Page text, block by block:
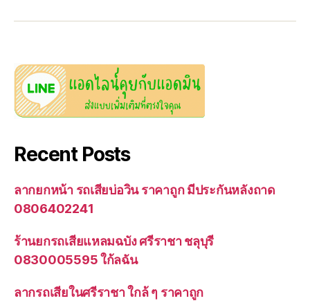
Recent Posts
ลากยกหน้า รถเสียบ่อวิน ราคาถูก มีประกันหลังถาด
0806402241
ร้านยกรถเสียแหลมฉบัง ศรีราชา ชลุบุรี
0830005595 ใก้ลฉัน
ลากรถเสียในศรีราชา ใกล้ ๆ ราคาถูก